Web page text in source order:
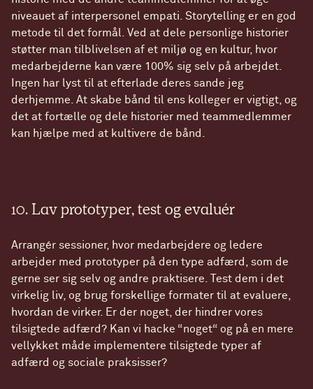
niveauet af interpersonel empati. Storytelling er en god
metode til det formål. Ved at dele personlige historier
støtter man tilblivelsen af et miljø og en kultur, hvor
medarbejderne kan være 100% sig selv på arbejdet.
Ingen har lyst til at efterlade deres sande jeg
derhjemme. At skabe bånd til ens kolleger er vigtigt, og
det at fortælle og dele historier med teammedlemmer
kan hjælpe med at kultivere de bånd.
10. Lav prototyper, test og evaluér
Arrangér sessioner, hvor medarbejdere og ledere
arbejder med prototyper på den type adfærd, som de
gerne ser sig selv og andre praktisere. Test dem i det
virkelig liv, og brug forskellige formater til at evaluere,
hvordan de virker. Er der noget, der hindrer vores
tilsigtede adfærd? Kan vi hacke “noget“ og på en mere
vellykket måde implementere tilsigtede typer af
adfærd og sociale praksisser?